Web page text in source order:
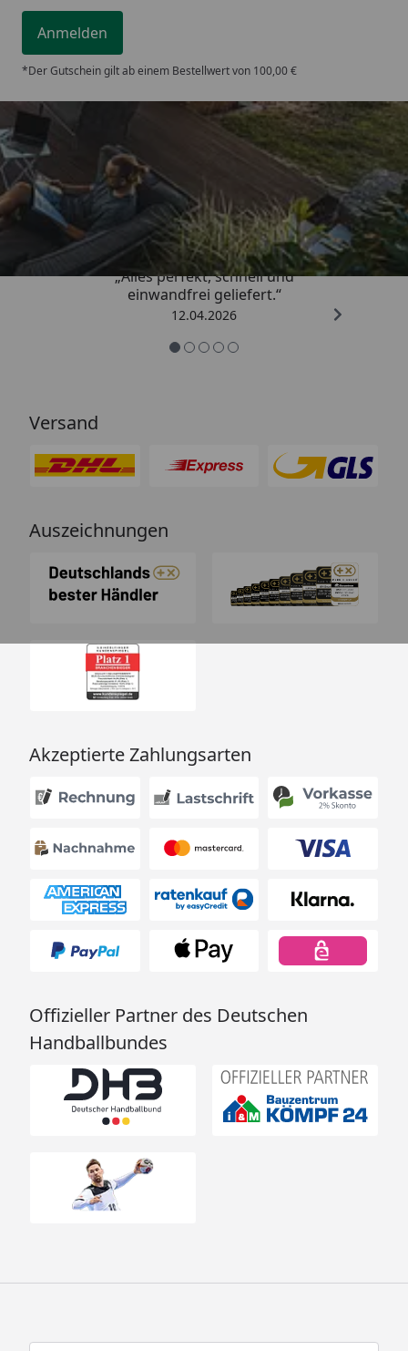
Anmelden
*Der Gutschein gilt ab einem Bestellwert von 100,00 €
Trusted Shops
5,00/ 5
„Alles perfekt, schnell und
einwandfrei geliefert.“
12.04.2026
Versand
Auszeichnungen
Akzeptierte Zahlungsarten
Offizieller Partner des Deutschen
Handballbundes